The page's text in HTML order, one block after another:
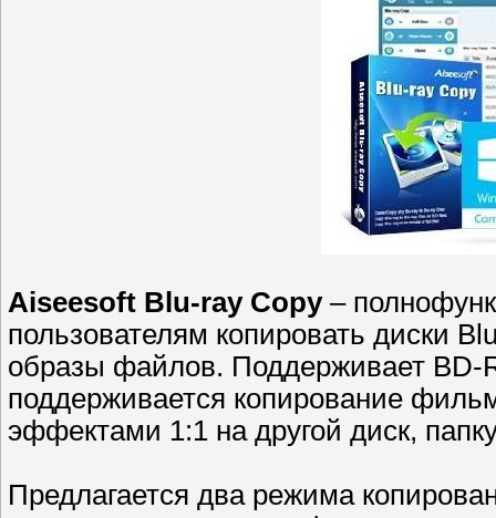
Aiseesoft Blu-ray Copy–
пользователям копировать диски
образы файлов. Поддерживает BD-
поддерживается копирование
эффектами 1:1 на другой диск,
Предлагается два режима